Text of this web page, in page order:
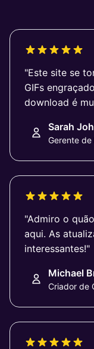
"Este site se
GIFs
download é
Sarah
Gerente de
"Admiro o
aqui. As
interessantes!"
Michael
Criador de